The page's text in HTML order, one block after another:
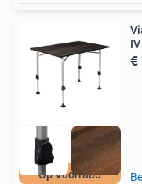
Op Voorraad
€